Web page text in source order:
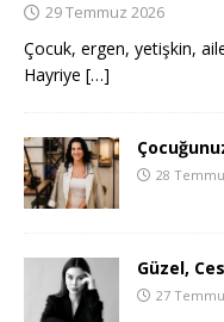
29 Temmuz 2026
Çocuk, ergen, yetişkin,
Hayriye […]
28
Güzel,
27